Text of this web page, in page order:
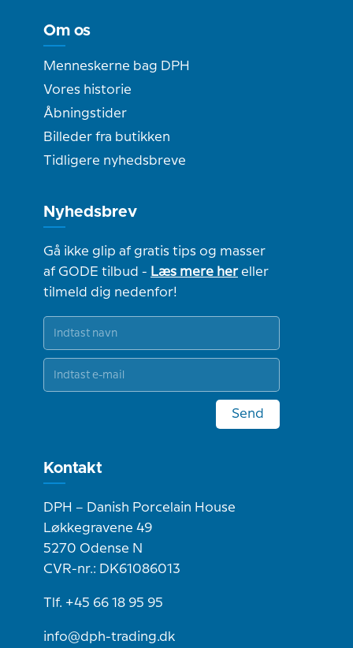
Om os
Menneskerne bag DPH
Vores historie
Åbningstider
Billeder fra butikken
Tidligere nyhedsbreve
Nyhedsbrev
Gå ikke glip af gratis tips og masser
af GODE tilbud - Læs mere hereller
tilmeld dig nedenfor!
Send
Kontakt
DPH – Danish Porcelain House
Løkkegravene 49
5270 Odense N
CVR-nr.: DK61086013
Tlf. +45 66 18 95 95
info@dph-trading.dk